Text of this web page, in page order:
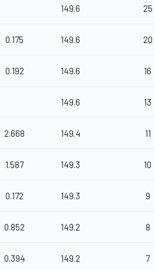
149.6 25
0.175 149.6 20
0.192 149.6 16
149.6 13
2.668 149.4 11
1.587 149.3 10
0.172 149.3 9
0.852 149.2 8
0.394 149.2 7